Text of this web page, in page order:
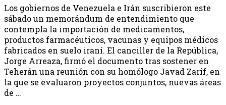
Los gobiernos de Venezuela e Irán suscribieron este
sábado un memorándum de entendimiento que
contempla la importación de medicamentos,
productos farmacéuticos, vacunas y equipos médicos
fabricados en suelo iraní. El canciller de la República,
Jorge Arreaza, firmó el documento tras sostener en
Teherán una reunión con su homólogo Javad Zarif, en
la que se evaluaron proyectos conjuntos, nuevas áreas
de …